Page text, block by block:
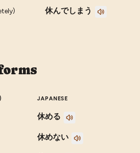
休んでしまう
JAPANESE
休める
休めない